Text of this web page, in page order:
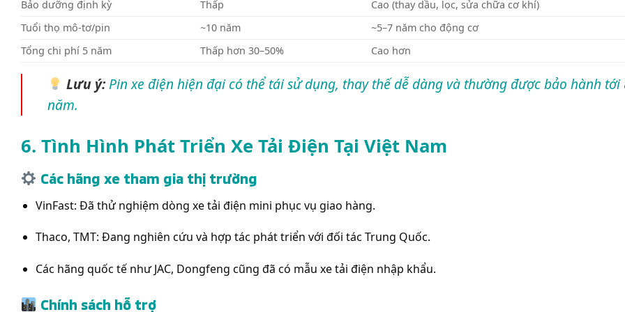
Bảo dưỡng định kỳ Thấp
Cao (thay dầu, lọc, sửa chữa cơ khí)
Tuổi thọ mô-tơ/pin
~10 năm
~5–7 năm cho động cơ
Tổng chi phí 5 năm
Thấp hơn 30–50% Cao hơn
Lưu ý:Pin xe điện hiện đại có thể tái sử dụng, thay thế dễ dàng và thường được bảo hành tới
năm.
6. Tình Hình Phát Triển Xe Tải Điện Tại Việt Nam
Các hãng xe tham gia thị trường
VinFast: Đã thử nghiệm dòng xe tải điện mini phục vụ giao hàng.
Thaco, TMT: Đang nghiên cứu và hợp tác phát triển với đối tác Trung Quốc.
Các hãng quốc tế như JAC, Dongfeng cũng đã có mẫu xe tải điện nhập khẩu.
Chính sách hỗ trợ